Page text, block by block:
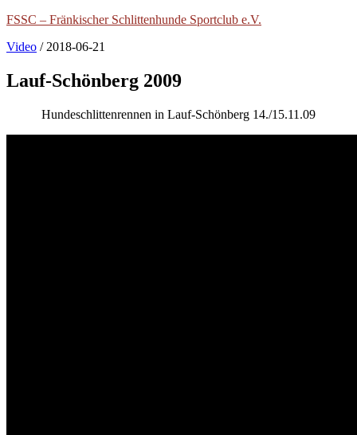
FSSC – Fränkischer Schlittenhunde Sportclub e.V.
Video / 2018-06-21
Lauf-Schönberg 2009
Hundeschlittenrennen in Lauf-Schönberg 14./15.11.09